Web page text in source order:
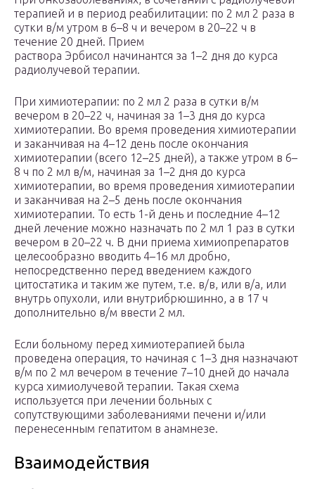
терапией и в период реабилитации: по 2 мл 2 раза в
сутки в/м утром в 6–8 ч и вечером в 20–22 ч в
течение 20 дней. Прием
раствора Эрбисол начинантся за 1–2 дня до курса
радиолучевой терапии.
При химиотерапии: по 2 мл 2 раза в сутки в/м
вечером в 20–22 ч, начиная за 1–3 дня до курса
химиотерапии. Во время проведения химиотерапии
и заканчивая на 4–12 день после окончания
химиотерапии (всего 12–25 дней), а также утром в 6–
8 ч по 2 мл в/м, начиная за 1–2 дня до курса
химиотерапии, во время проведения химиотерапии
и заканчивая на 2–5 день после окончания
химиотерапии. То есть 1-й день и последние 4–12
дней лечение можно назначать по 2 мл 1 раз в сутки
вечером в 20–22 ч. В дни приема химиопрепаратов
целесообразно вводить 4–16 мл дробно,
непосредственно перед введением каждого
цитостатика и таким же путем, т.е. в/в, или в/а, или
внутрь опухоли, или внутрибрюшинно, а в 17 ч
дополнительно в/м ввести 2 мл.
Если больному перед химиотерапией была
проведена операция, то начиная с 1–3 дня назначают
в/м по 2 мл вечером в течение 7–10 дней до начала
курса химиолучевой терапии. Такая схема
используется при лечении больных с
сопутствующими заболеваниями печени и/или
перенесенным гепатитом в анамнезе.
Взаимодействия